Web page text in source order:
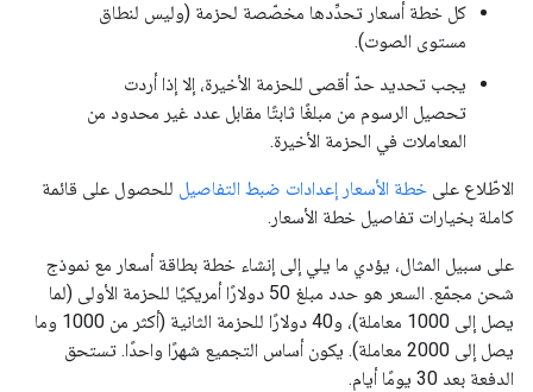
كل خطة أسعار تحدِّدها مخصّصة لحزمة (وليس لنطاق
مستوى الصوت).
يجب تحديد حدّ أقصى للحزمة الأخيرة، إلا إذا أردت
تحصيل الرسوم من مبلغًا ثابتًا مقابل عدد غير محدود من
المعاملات في الحزمة الأخيرة.
الاطّلاع على خطة الأسعار إعدادات ضبط التفاصيل للحصول على قائمة
كاملة بخيارات تفاصيل خطة الأسعار.
على سبيل المثال، يؤدي ما يلي إلى إنشاء خطة بطاقة أسعار مع نموذج
شحن مجمّع. السعر هو حدد مبلغ 50 دولارًا أمريكيًا للحزمة الأولى (لما
يصل إلى 1000 معاملة)، و40 دولارًا للحزمة الثانية (أكثر من 1000 وما
يصل إلى 2000 معاملة). يكون أساس التجميع شهرًا واحدًا. تستحق
الدفعة بعد 30 يومًا أيام.